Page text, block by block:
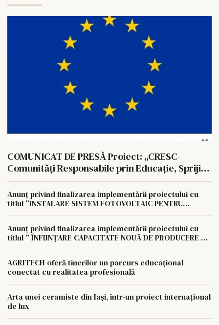
COMUNICAT DE PRESĂ Proiect: „CRESC-
Comunități Responsabile prin Educație, Sprijin
și Consiliere” Cod SMIS: 350657
Anunț privind finalizarea implementării proiectului cu
titlul ”INSTALARE SISTEM FOTOVOLTAIC PENTRU
Anunț privind finalizarea implementării proiectului cu
titlul ” ÎNFIINȚARE CAPACITATE NOUĂ DE PRODUCERE A
AGRITECH oferă tinerilor un parcurs educațional
conectat cu realitatea profesională
Arta unei ceramiste din Iași, într-un proiect internațional
de lux